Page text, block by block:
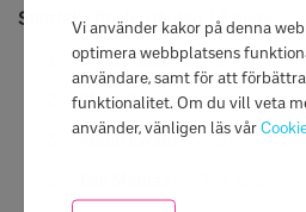
Vi använder kakor på denna
optimera webbplatsens
användare, samt för att
funktionalitet. Om du vill veta
använder, vänligen läs vår
Startfält i finalen lördag 13 mars
Danny Saucedo- Dandi
Klara Hammarström- Beat
Anton Ewald- New Religion